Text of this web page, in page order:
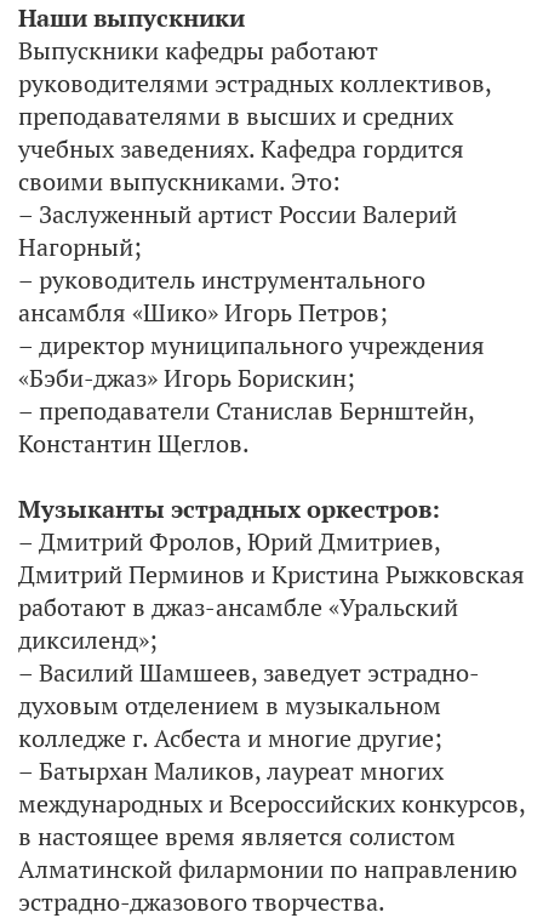
Наши выпускники
Выпускники кафедры работают
руководителями эстрадных коллективов,
преподавателями в высших и средних
учебных заведениях. Кафедра гордится
своими выпускниками. Это:
– Заслуженный артист России Валерий
Нагорный;
– руководитель инструментального
ансамбля «Шико» Игорь Петров;
– директор муниципального учреждения
«Бэби-джаз» Игорь Борискин;
– преподаватели Станислав Бернштейн,
Константин Щеглов.
Музыканты эстрадных оркестров:
– Дмитрий Фролов, Юрий Дмитриев,
Дмитрий Перминов и Кристина Рыжковская
работают в джаз-ансамбле «Уральский
диксиленд»;
– Василий Шамшеев, заведует эстрадно-
духовым отделением в музыкальном
колледже г. Асбеста и многие другие;
– Батырхан Маликов, лауреат многих
международных и Всероссийских конкурсов,
в настоящее время является солистом
Алматинской филармонии по направлению
эстрадно-джазового творчества.